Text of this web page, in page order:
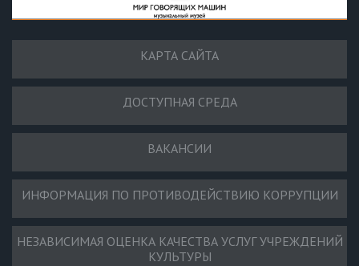
КАРТА САЙТА
ДОСТУПНАЯ СРЕДА
ВАКАНСИИ
ИНФОРМАЦИЯ ПО ПРОТИВОДЕЙСТВИЮ КОРРУПЦИИ
НЕЗАВИСИМАЯ ОЦЕНКА КАЧЕСТВА УСЛУГ УЧРЕЖДЕНИЙ
КУЛЬТУРЫ